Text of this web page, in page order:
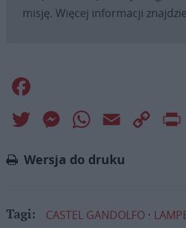
misję. Więcej informacji
Twitter MessengerWhatsApp
Email
Copy
Wersja do druku
Tagi: CASTEL GANDOLFO